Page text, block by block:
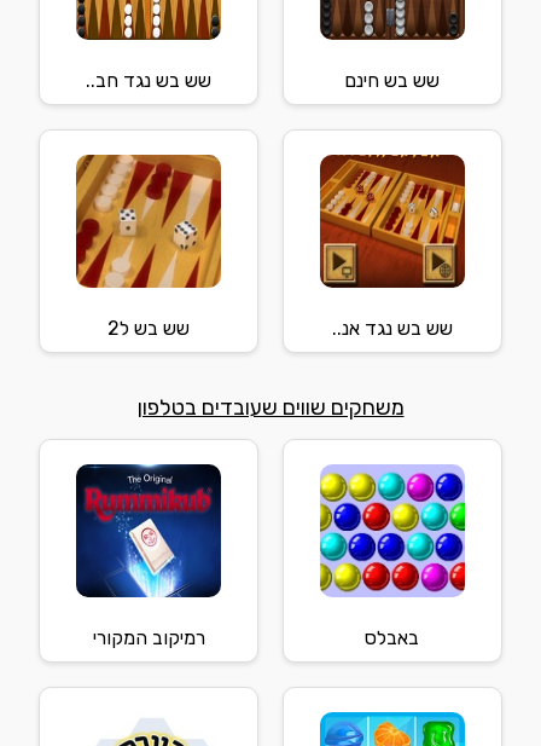
שש בש חינם שש בש נגד חב..
שש בש נגד אנ.. שש בש ל2
משחקים שווים שעובדים בטלפון
באבלס רמיקוב המקורי